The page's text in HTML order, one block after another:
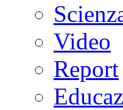
Video
Report